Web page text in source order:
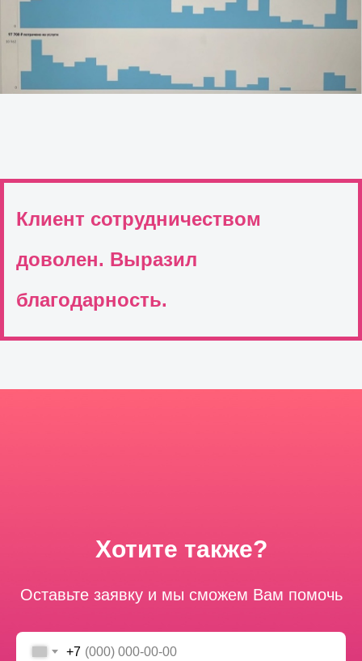
Клиент сотрудничеством
доволен. Выразил
благодарность.
Хотите также?
Оставьте заявку и мы сможем Вам помочь
+7